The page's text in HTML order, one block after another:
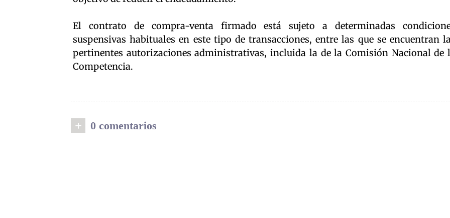
El contrato de compra-venta firmado está sujeto a determinadas
suspensivas habituales en este tipo de transacciones, entre las que se encuentran
pertinentes autorizaciones administrativas, incluida la de la Comisión Nacional de
Competencia.
+ 0 comentarios